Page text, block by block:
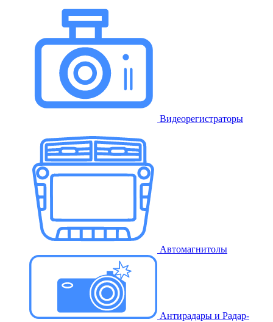
Видеорегистраторы
Автомагнитолы
Антирадары и Радар-